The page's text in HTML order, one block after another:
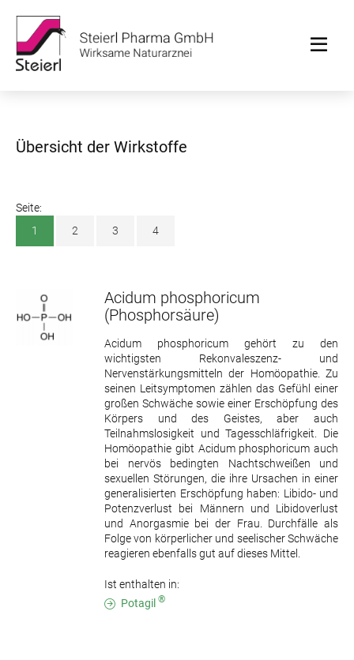
Übersicht der Wirkstoffe
Seite:
1
2 3 4
Acidum phosphoricum
(Phosphorsäure)
Acidum phosphoricum gehört zu den
wichtigsten Rekonvaleszenz- und
Nervenstärkungsmitteln der Homöopathie. Zu
seinen Leitsymptomen zählen das Gefühl einer
großen Schwäche sowie einer Erschöpfung des
Körpers und des Geistes, aber auch
Teilnahmslosigkeit und Tagesschläfrigkeit. Die
Homöopathie gibt Acidum phosphoricum auch
bei nervös bedingten Nachtschweißen und
sexuellen Störungen, die ihre Ursachen in einer
generalisierten Erschöpfung haben: Libido- und
Potenzverlust bei Männern und Libidoverlust
und Anorgasmie bei der Frau. Durchfälle als
Folge von körperlicher und seelischer Schwäche
reagieren ebenfalls gut auf dieses Mittel.
Ist enthalten in:
Potagil ®